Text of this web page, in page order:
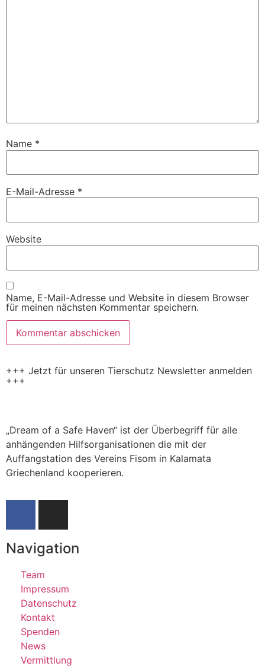
Name *
E-Mail-Adresse *
Website
Name, E-Mail-Adresse und Website in diesem Browser
für meinen nächsten Kommentar speichern.
+++ Jetzt für unseren Tierschutz Newsletter anmelden
+++
„Dream of a Safe Haven“ ist der Überbegriff für alle
anhängenden Hilfsorganisationen die mit der
Auffangstation des Vereins Fisom in Kalamata
Griechenland kooperieren.
Navigation
Team
Impressum
Datenschutz
Kontakt
Spenden
News
Vermittlung